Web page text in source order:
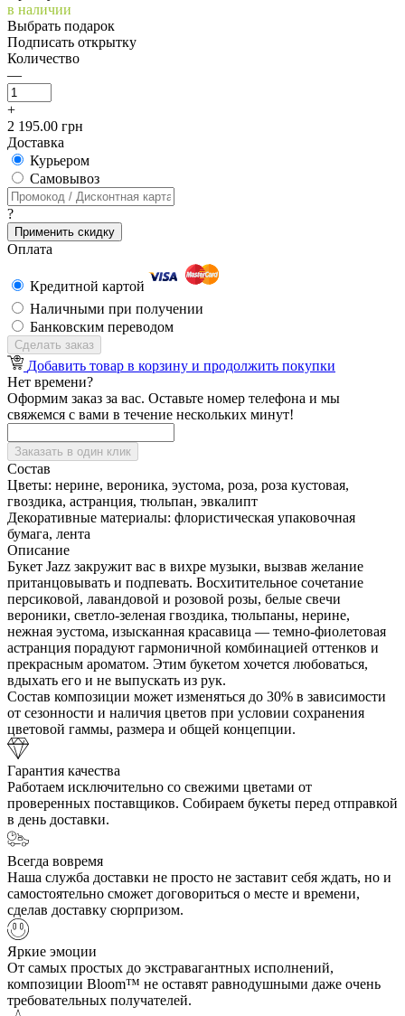
в наличии
Выбрать подарок
Подписать открытку
Количество
—
+
2 195.00 грн
Доставка
Курьером
Cамовывоз
?
Применить скидку
Оплата
Кредитной картой
Наличными при получении
Банковским переводом
Сделать заказ
Добавить товар в корзину и продолжить покупки
Нет времени?
Оформим заказ за вас. Оставьте номер телефона и мы
свяжемся с вами в течение нескольких минут!
Заказать в один клик
Состав
Цветы: нерине, вероника, эустома, роза, роза кустовая,
гвоздика, астранция, тюльпан, эвкалипт
Декоративные материалы: флористическая упаковочная
бумага, лента
Описание
Букет Jazz закружит вас в вихре музыки, вызвав желание
пританцовывать и подпевать. Восхитительное сочетание
персиковой, лавандовой и розовой розы, белые свечи
вероники, светло-зеленая гвоздика, тюльпаны, нерине,
нежная эустома, изысканная красавица — темно-фиолетовая
астранция порадуют гармоничной комбинацией оттенков и
прекрасным ароматом. Этим букетом хочется любоваться,
вдыхать его и не выпускать из рук.
Состав композиции может изменяться до 30% в зависимости
от сезонности и наличия цветов при условии сохранения
цветовой гаммы, размера и общей концепции.
Гарантия качества
Работаем исключительно со свежими цветами от
проверенных поставщиков. Собираем букеты перед отправкой
в день доставки.
Всегда вовремя
Наша служба доставки не просто не заставит себя ждать, но и
самостоятельно сможет договориться о месте и времени,
сделав доставку сюрпризом.
Яркие эмоции
От самых простых до экстравагантных исполнений,
композиции Bloom™ не оставят равнодушными даже очень
требовательных получателей.